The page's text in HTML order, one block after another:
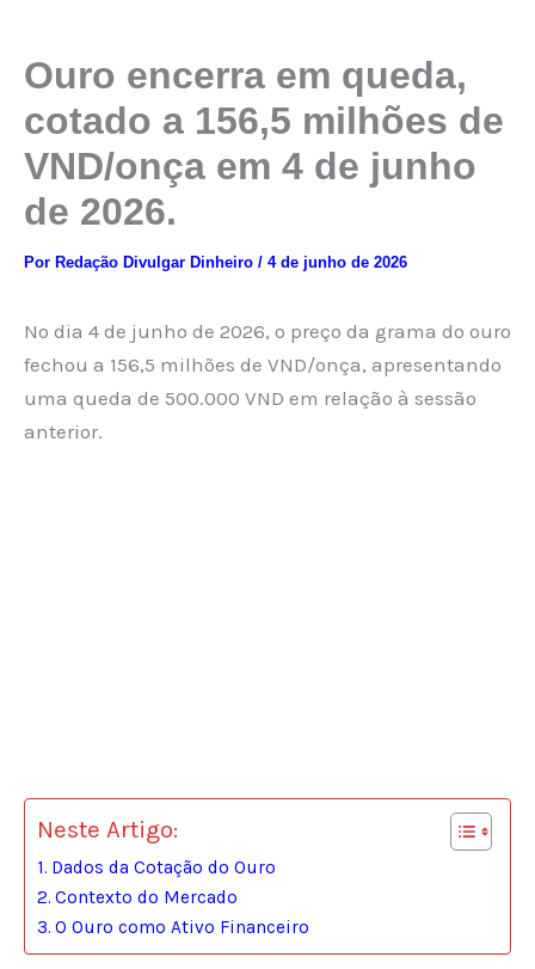
Ouro encerra em queda,
cotado a 156,5 milhões de
VND/onça em 4 de junho
de 2026.
Por Redação Divulgar Dinheiro / 4 de junho de 2026
No dia 4 de junho de 2026, o preço da grama do ouro
fechou a 156,5 milhões de VND/onça, apresentando
uma queda de 500.000 VND em relação à sessão
anterior.
Neste Artigo:
Dados da Cotação do Ouro
Contexto do Mercado
O Ouro como Ativo Financeiro